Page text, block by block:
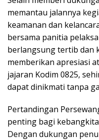
memantau jalannya
keamanan dan
bersama panitia
berlangsung tertib dan
memberikan apresiasi
jajaran Kodim 0825,
dapat dinikmati tanpa
Pertandingan
penting bagi
Dengan dukungan